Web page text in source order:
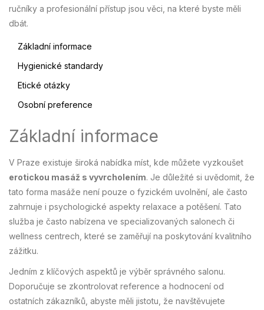
ručníky a profesionální přístup jsou věci, na které byste měli
dbát.
Základní informace
Hygienické standardy
Etické otázky
Osobní preference
Základní informace
V Praze existuje široká nabídka míst, kde můžete vyzkoušet
erotickou masáž s vyvrcholením. Je důležité si uvědomit, že
tato forma masáže není pouze o fyzickém uvolnění, ale často
zahrnuje i psychologické aspekty relaxace a potěšení. Tato
služba je často nabízena ve specializovaných salonech či
wellness centrech, které se zaměřují na poskytování kvalitního
zážitku.
Jedním z klíčových aspektů je výběr správného salonu.
Doporučuje se zkontrolovat reference a hodnocení od
ostatních zákazníků, abyste měli jistotu, že navštěvujete